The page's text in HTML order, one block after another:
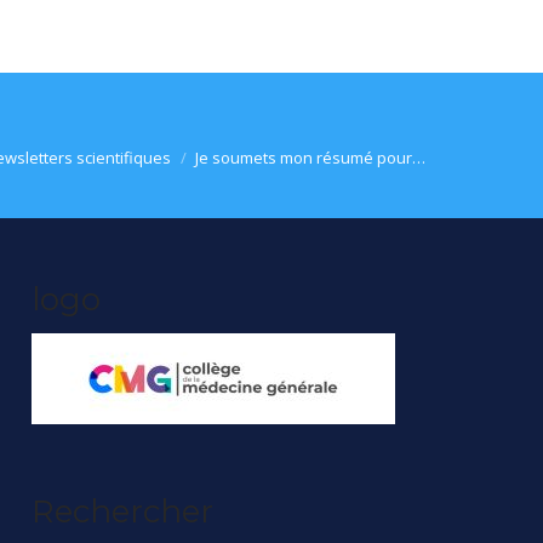
: scientifiques Je soumets mon résumé pour…
logo
Rechercher